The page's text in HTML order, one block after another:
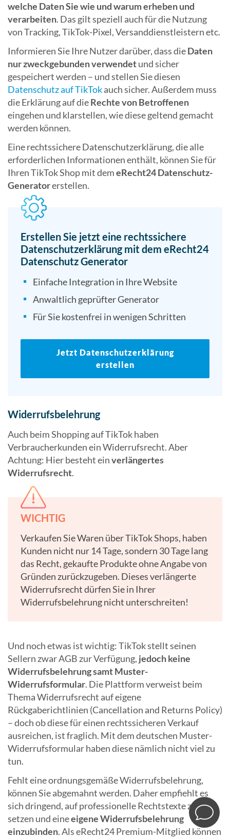
welche Daten Sie wie und warum erheben und
verarbeiten. Das gilt speziell auch für die Nutzung
von Tracking, TikTok-Pixel, Versanddienstleistern etc.
Informieren Sie Ihre Nutzer darüber, dass dieDaten
nur zweckgebunden verwendetund sicher
gespeichert werden – und stellen Sie diesen
Datenschutz auf TikTokauch sicher. Außerdem muss
die Erklärung auf dieRechte von Betroffenen
eingehen und klarstellen, wie diese geltend gemacht
werden können.
Eine rechtssichere Datenschutzerklärung, die alle
erforderlichen Informationen enthält, können Sie für
Ihren TikTok Shop mit demeRecht24 Datenschutz-
Generatorerstellen.
Erstellen Sie jetzt eine rechtssichere
Datenschutzerklärung mit dem eRecht24
Datenschutz Generator
Einfache Integration in Ihre Website
Anwaltlich geprüfter Generator
Für Sie kostenfrei in wenigen Schritten
Jetzt Datenschutzerklärung
erstellen
Widerrufsbelehrung
Auch beim Shopping auf TikTok haben
Verbraucherkunden ein Widerrufsrecht. Aber
Achtung: Hier besteht einverlängertes
Widerrufsrecht.
WICHTIG
Verkaufen Sie Waren über TikTok Shops, haben
Kunden nicht nur 14 Tage, sondern 30 Tage lang
das Recht, gekaufte Produkte ohne Angabe von
Gründen zurückzugeben. Dieses verlängerte
Widerrufsrecht dürfen Sie in Ihrer
Widerrufsbelehrung nicht unterschreiten!
Und noch etwas ist wichtig: TikTok stellt seinen
Sellern zwar AGB zur Verfügung, jedoch keine
Widerrufsbelehrung samt Muster-
Widerrufsformular. Die Plattform verweist beim
Thema Widerrufsrecht auf eigene
Rückgaberichtlinien (Cancellation and Returns Policy)
– doch ob diese für einen rechtssicheren Verkauf
ausreichen, ist fraglich. Mit dem deutschen Muster-
Widerrufsformular haben diese nämlich nicht viel zu
tun.
Fehlt eine ordnungsgemäße Widerrufsbelehrung,
können Sie abgemahnt werden. Daher empfiehlt es
sich dringend, auf professionelle Rechtstexte zu
setzen und eineeigene Widerrufsbelehrung
einzubinden. Als eRecht24 Premium-Mitglied können